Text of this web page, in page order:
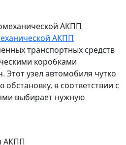
АКПП
транспортных средств
коробками
Этот узел автомобиля чутко
в соответствии с
выбирает нужную